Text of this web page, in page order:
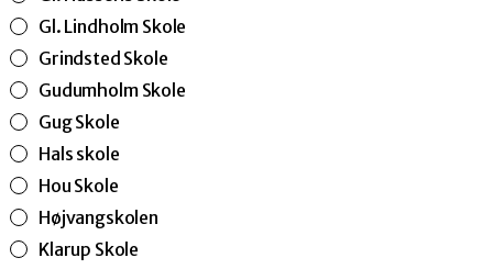
Gl. Lindholm Skole
Grindsted Skole
Gudumholm Skole
Gug Skole
Hals skole
Hou Skole
Højvangskolen
Klarup Skole